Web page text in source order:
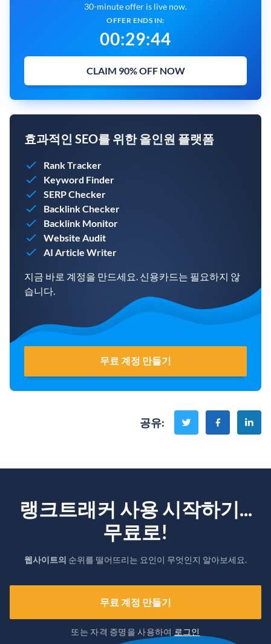
30-minute offer is live now.
OFFER ENDS IN:
00:29:43
CLAIM 90% OFF NOW
효과적인 SEO를 위한 올인원 플랫폼
Rank Tracker
Keyword Finder
SERP Checker
Backlink Checker
Backlink Monitor
Website Audit
AI Article Writer
지금 바로 계정을 만드세요. 신용카드는 필요하지 않
습니다.
무료 계정 만들기
공유:
랭크트래커 사용 시작하기...
무료로!
웹사이트의 순위를 떨어뜨리는 요인이 무엇인지 알아보세요.
무료 계정 만들기
또는 자격 증명을 사용하여 로그인